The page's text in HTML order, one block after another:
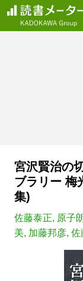
宮沢賢治の
ブラリー 梅
集)
佐藤泰正, 原子
美, 加藤邦彦, 佐